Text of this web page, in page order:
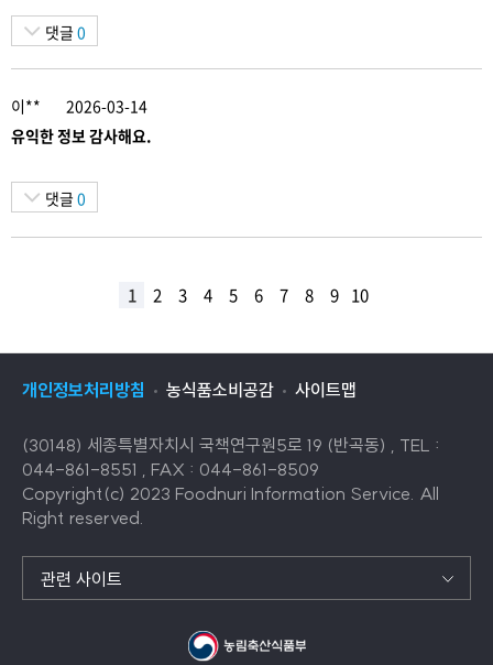
댓글 0
이**
2026-03-14
유익한 정보 감사해요.
댓글 0
1 2 3 4 5 6 7 8 9 10
개인정보처리방침 농식품소비공감 사이트맵
(30148) 세종특별자치시 국책연구원5로 19 (반곡동) , TEL :
044-861-8551 , FAX : 044-861-8509
Copyright(c) 2023 Foodnuri Information Service. All
Right reserved.
관련 사이트